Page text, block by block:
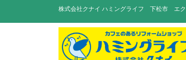
株式会社クナイ ハミングライフ 下松市 エ